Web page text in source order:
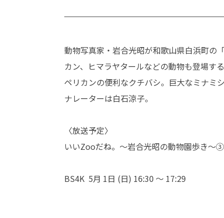
動物写真家・岩合光昭が和歌山県白浜町の
カン、ヒマラヤタールなどの動物も登場す
ペリカンの便利なクチバシ。巨大なミナミ
ナレーターは白石涼子。
〈放送予定〉
いいZooだね。〜岩合光昭の動物園歩き〜
BS4K 5月 1日 (日) 16:30 ～ 17:29